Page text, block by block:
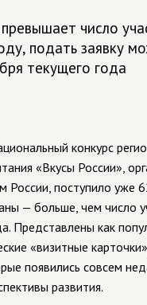
число
подать заявку
текущего года
конкурс
«Вкусы России»,
России, поступило уже
— больше, чем число
Представлены как
«визитные
появились совсем
развития.